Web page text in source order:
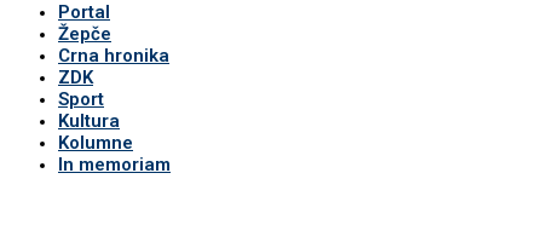
Portal
Žepče
Crna hronika
ZDK
Sport
Kultura
Kolumne
In memoriam